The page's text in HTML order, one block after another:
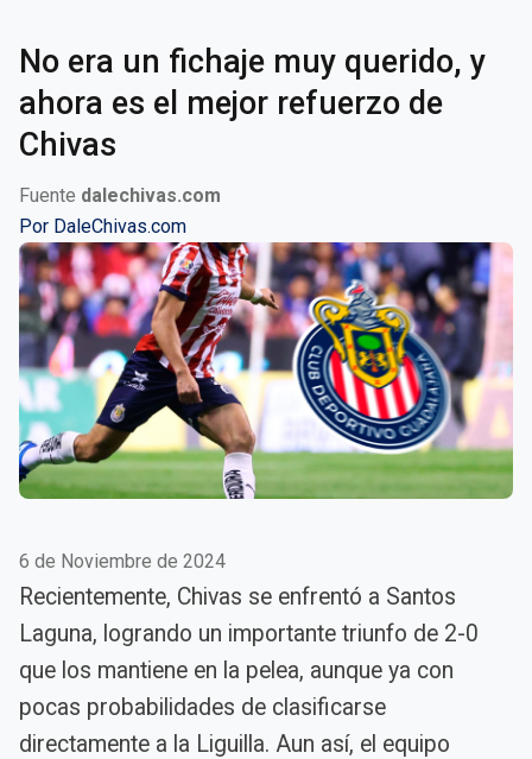
No era un fichaje muy querido, y
ahora es el mejor refuerzo de
Chivas
Fuente dalechivas.com
Por DaleChivas.com
6 de Noviembre de 2024
Recientemente, Chivas se enfrentó a Santos
Laguna, logrando un importante triunfo de 2-0
que los mantiene en la pelea, aunque ya con
pocas probabilidades de clasificarse
directamente a la Liguilla. Aun así, el equipo